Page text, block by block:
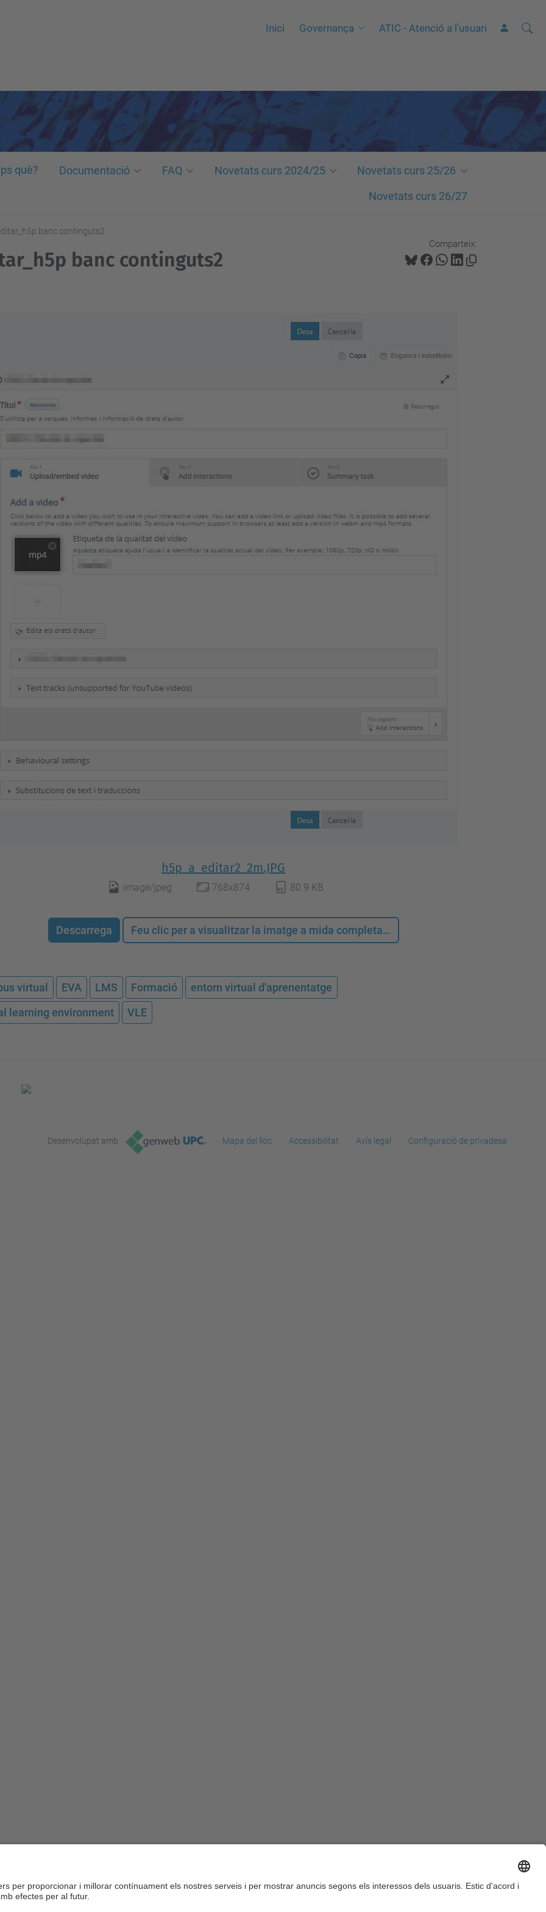
Inici Governança ATIC - Atenció a l'usuari Cerca
C
a
què? Documentació FAQ Novetats curs 2024/25
Novetats curs 25/26
Novetats curs 26/27
banc continguts2
Comparteix:
banc continguts2
h5p_a_editar2_2m.JPG
image/jpeg 768x874 80.9 KB
Descarrega Feu clic per a visualitzar la imatge a mida completa…
virtual EVA LMS Formació
entorn virtual d'aprenentatge
learning environment
VLE
Desenvolupat amb Mapa del lloc Accessibilitat Avís legal Configuració de privadesa